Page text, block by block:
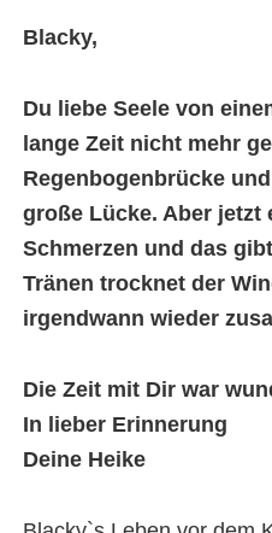
Blacky,
Du liebe Seele von
lange Zeit nicht mehr
Regenbogenbrücke
große Lücke. Aber jetzt
Schmerzen und das
Tränen trocknet der
irgendwann wieder
Die Zeit mit Dir war
In lieber Erinnerung
Deine Heike